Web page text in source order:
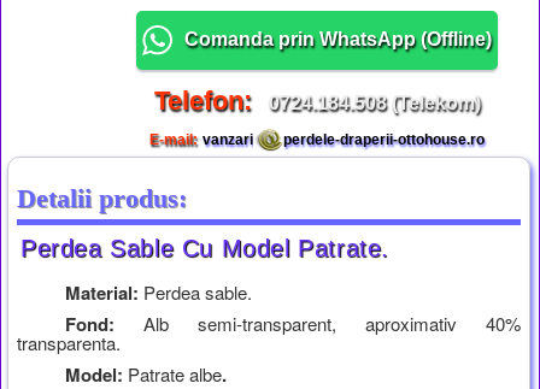
Comanda prin WhatsApp (Offline)
Telefon: 0724.184.508 (Telekom)
E-mail: vanzari perdele-draperii-ottohouse.ro
Detalii produs:
Perdea Sable Cu Model Patrate.
Material: Perdea sable.
Fond: Alb semi-transparent, aproximativ 40%
transparenta.
Model: Patrate albe.